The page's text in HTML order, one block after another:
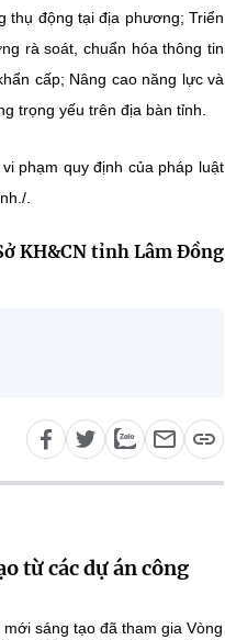
thụ động tại địa phương; Triển
rà soát, chuẩn hóa thông tin
cấp; Nâng cao năng lực và
trọng yếu trên địa bàn tỉnh.
phạm quy định của pháp luật
.
KH&CN tỉnh Lâm Đồng
từ các dự án công
sáng tạo đã tham gia Vòng